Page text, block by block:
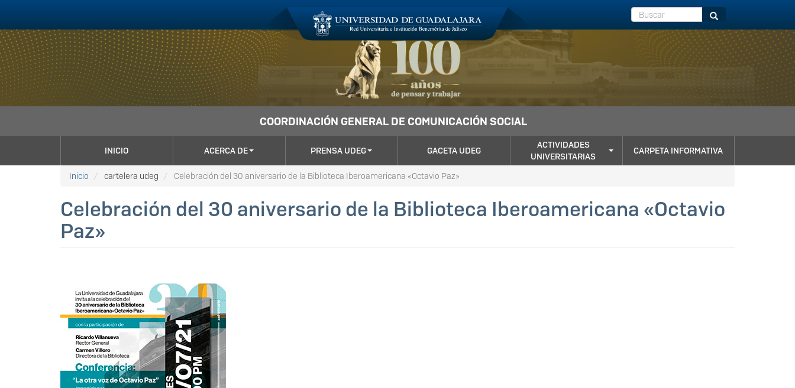
contenido
principal
Buscar Buscar
COORDINACIÓN GENERAL DE COMUNICACIÓN SOCIAL
NAVEGACIÓN
PRINCIPAL
INICIO ACERCA DE PRENSA UDEG GACETA UDEG
ACTIVIDADES
UNIVERSITARIAS
CARPETA INFORMATIVA
Inicio cartelera udeg Celebración del 30 aniversario de la Biblioteca Iberoamericana «Octavio Paz»
Celebración del 30 aniversario de la Biblioteca Iberoamericana «Octavio
Paz»